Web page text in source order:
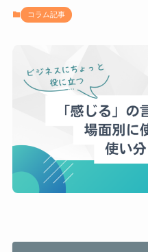
コラム記事